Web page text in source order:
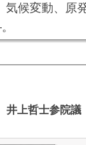
気候変動、原
井上哲士参院議